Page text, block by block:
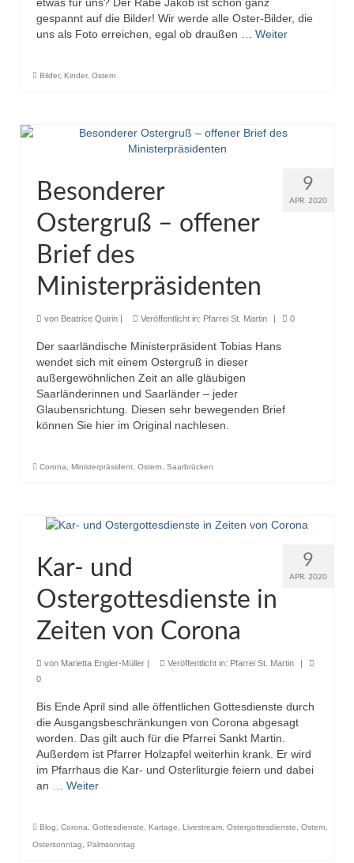
gespannt auf die Bilder! Wir werde alle Oster-Bilder, die
uns als Foto erreichen, egal ob draußen … Weiter
Bilder, Kinder, Ostern
9
APR. 2020
Besonderer
Ostergruß – offener
Brief des
Ministerpräsidenten
von Beatrice Quirin | Veröffentlicht in: Pfarrei St. Martin | 0
Der saarländische Ministerpräsident Tobias Hans
wendet sich mit einem Ostergruß in dieser
außergewöhnlichen Zeit an alle gläubigen
Saarländerinnen und Saarländer – jeder
Glaubensrichtung. Diesen sehr bewegenden Brief
können Sie hier im Original nachlesen.
Corona Ministerpräsident Ostern Saarbrücken
9
APR. 2020
Kar- und
Ostergottesdienste in
Zeiten von Corona
von Marietta Engler-Müller | Veröffentlicht in: Pfarrei St. Martin
|
0
Bis Ende April sind alle öffentlichen Gottesdienste durch
die Ausgangsbeschränkungen von Corona abgesagt
worden. Das gilt auch für die Pfarrei Sankt Martin.
Außerdem ist Pfarrer Holzapfel weiterhin krank. Er wird
im Pfarrhaus die Kar- und Osterliturgie feiern und dabei
an … Weiter
Blog Corona Gottesdienste Kartage Livestream Ostergottesdienste Ostern
Ostersonntag
Palmsonntag